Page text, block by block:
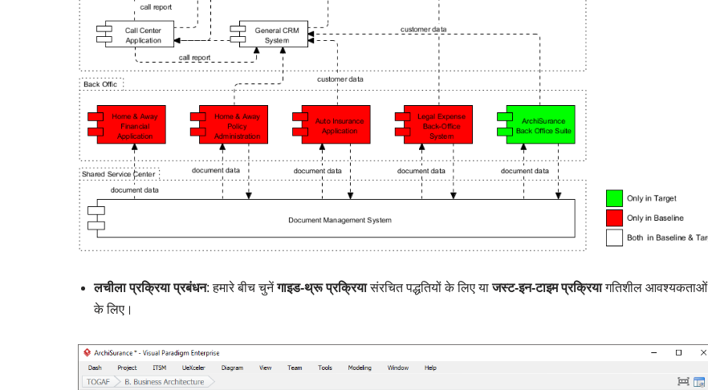
लचीला प्रक्रिया प्रबंधन: हमारे बीच चुनेंगाइड-थ्रू प्रक्रियासंरचित पद्धतियों के लिए याजस्ट-इन-टाइम प्रक्रियागतिशील आवश्यकताओं
के लिए।